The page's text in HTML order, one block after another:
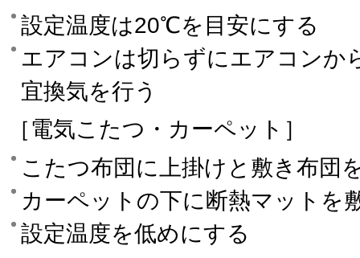
設定温度は20℃を目安にする
エアコンは切らずにエアコンか
宜換気を行う
［電気こたつ・カーペット］
こたつ布団に上掛けと敷き布団
カーペットの下に断熱マットを
設定温度を低めにする